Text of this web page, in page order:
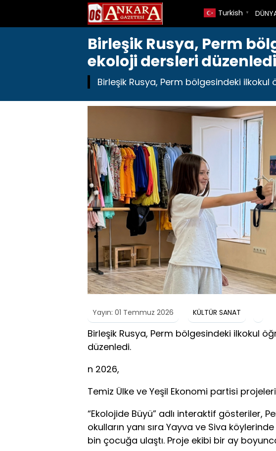
Turkish ▼
Birleşik Rusya, Perm
ekoloji dersleri düzenledi
Birleşik Rusya, Perm bölgesindeki
Yayın: 01 Temmuz 2026 KÜLTÜR SANAT
Birleşik Rusya, Perm bölgesindeki ilkokul
düzenledi.
n 2026,
Temiz Ülke ve Yeşil Ekonomi partisi
“Ekolojide Büyü” adlı interaktif gösteriler,
okulların yanı sıra Yayva ve Siva
bin çocuğa ulaştı. Proje ekibi bir ay